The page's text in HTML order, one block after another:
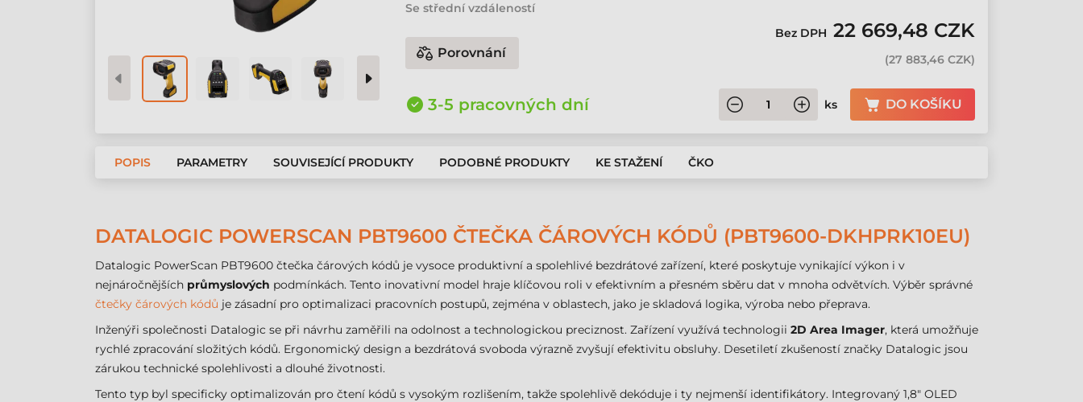
Se střední vzdáleností
Porovnání
Bez DPH 22 669,48 CZK
(27 883,46 CZK)
3-5 pracovných dní ks DO KOŠÍKU
POPIS PARAMETRY SOUVISEJÍCÍ PRODUKTY PODOBNÉ PRODUKTY KE STAŽENÍ ČKO
DATALOGIC POWERSCAN PBT9600 ČTEČKA ČÁROVÝCH KÓDŮ (PBT9600-DKHPRK10EU)
Datalogic PowerScan PBT9600 čtečka čárových kódů je vysoce produktivní a spolehlivé bezdrátové zařízení, které poskytuje vynikající výkon i v
nejnáročnějších průmyslových podmínkách. Tento inovativní model hraje klíčovou roli v efektivním a přesném sběru dat v mnoha odvětvích. Výběr správné
čtečky čárových kódů je zásadní pro optimalizaci pracovních postupů, zejména v oblastech, jako je skladová logika, výroba nebo přeprava.
Inženýři společnosti Datalogic se při návrhu zaměřili na odolnost a technologickou preciznost. Zařízení využívá technologii 2D Area Imager, která umožňuje
rychlé zpracování složitých kódů. Ergonomický design a bezdrátová svoboda výrazně zvyšují efektivitu obsluhy. Desetiletí zkušeností značky Datalogic jsou
zárukou technické spolehlivosti a dlouhé životnosti.
Tento typ byl specificky optimalizován pro čtení kódů s vysokým rozlišením, takže spolehlivě dekóduje i ty nejmenší identifikátory. Integrovaný 1,8" OLED